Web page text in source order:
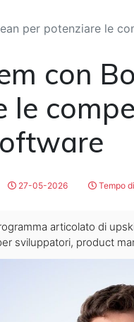
per potenziare le
con
le
27-05-2026 Tempo
articolato di
sviluppatori, product